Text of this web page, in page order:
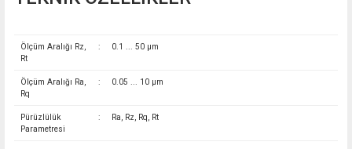
Ölçüm Aralığı Rz,
Rt
: 0.1 ... 50 µm
Ölçüm Aralığı Ra,
Rq
: 0.05 ... 10 µm
Pürüzlülük
Parametresi
: Ra, Rz, Rq, Rt